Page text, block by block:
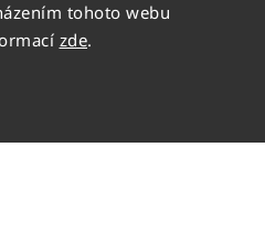
tohoto webu
zde.